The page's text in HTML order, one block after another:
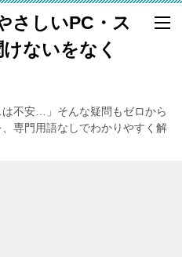
さしいPC・ス
ないをなく
は不安…」そんな疑問もゼロから
専門用語なしでわかりやすく解